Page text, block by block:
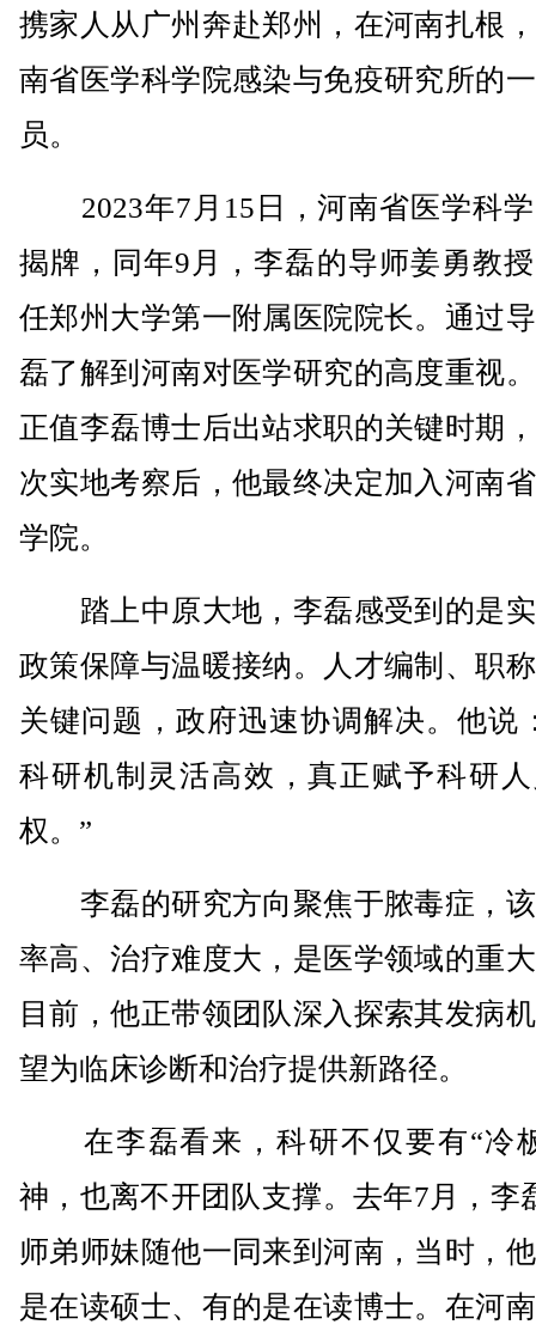
携家人从广州奔赴郑州，在河南扎根
南省医学科学院感染与免疫研究所的
员。
2023年7月15日，河南省医学科学
揭牌，同年9月，李磊的导师姜勇教
任郑州大学第一附属医院院长。通过
磊了解到河南对医学研究的高度重视
正值李磊博士后出站求职的关键时期
次实地考察后，他最终决定加入河南
学院。
踏上中原大地，李磊感受到的是
政策保障与温暖接纳。人才编制、职
关键问题，政府迅速协调解决。他说
科研机制灵活高效，真正赋予科研
权。”
李磊的研究方向聚焦于脓毒症，
率高、治疗难度大，是医学领域的重
目前，他正带领团队深入探索其发病
望为临床诊断和治疗提供新路径。
在李磊看来，科研不仅要有“冷
神，也离不开团队支撑。去年7月，李
师弟师妹随他一同来到河南，当时，
是在读硕士、有的是在读博士。在河